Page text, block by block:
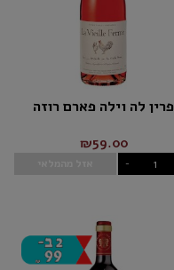
פרין לה וילה פארם רוזה
₪59.00
-